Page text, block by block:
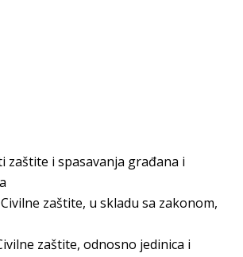
i spasavanja građana i
zaštite, u skladu sa zakonom,
zaštite, odnosno jedinica i